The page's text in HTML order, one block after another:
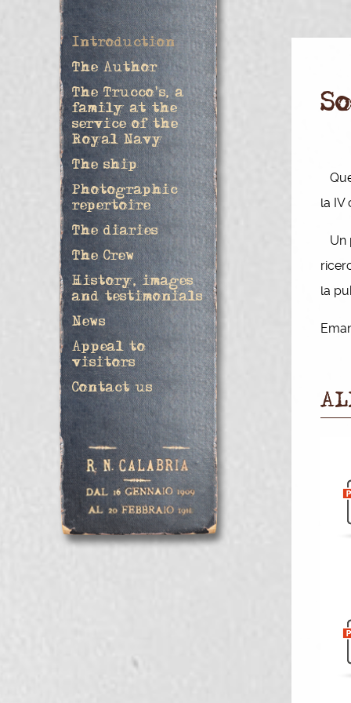
Introduction
The Author
The Trucco's, a
family at the
service of the
Royal Navy
The ship
Photographic
repertoire
The diaries
The Crew
History, images
and testimonials
News
Appeal to
visitors
Contact us
la IV
Un
la